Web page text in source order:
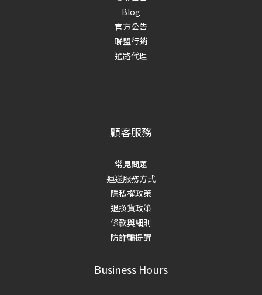
Blog
官方公告
聯盟行銷
通路代理
顧客服務
常見問題
運送服務方式
隱私權政策
退換貨政策
條款與細則
防詐騙提醒
Business Hours